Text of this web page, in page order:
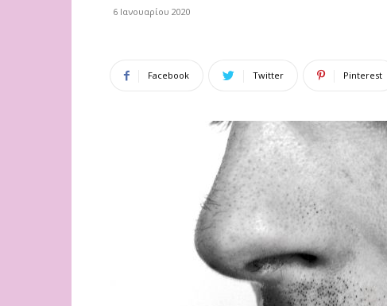
6 Ιανουαρίου 2020
Facebook Twitter Pinterest